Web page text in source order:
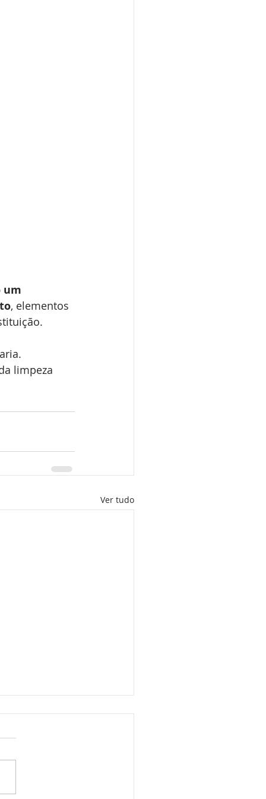
um
, elementos
limpeza
Ver tudo